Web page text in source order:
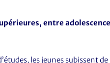
entre
les jeunes subissent